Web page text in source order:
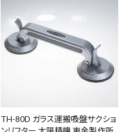
search
TH-80D ガラス運搬吸盤サクショ